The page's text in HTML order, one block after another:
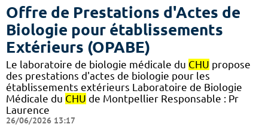
Offre de Prestations d'Actes de
Biologie pour établissements
Extérieurs (OPABE)
Le laboratoire de biologie médicale du CHU propose
des prestations d'actes de biologie pour les
établissements extérieurs Laboratoire de Biologie
Médicale du CHU de Montpellier Responsable : Pr
Laurence
26/06/2026 13:17